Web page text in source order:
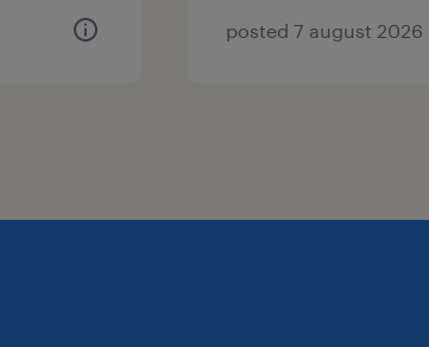
posted 7 august 2026